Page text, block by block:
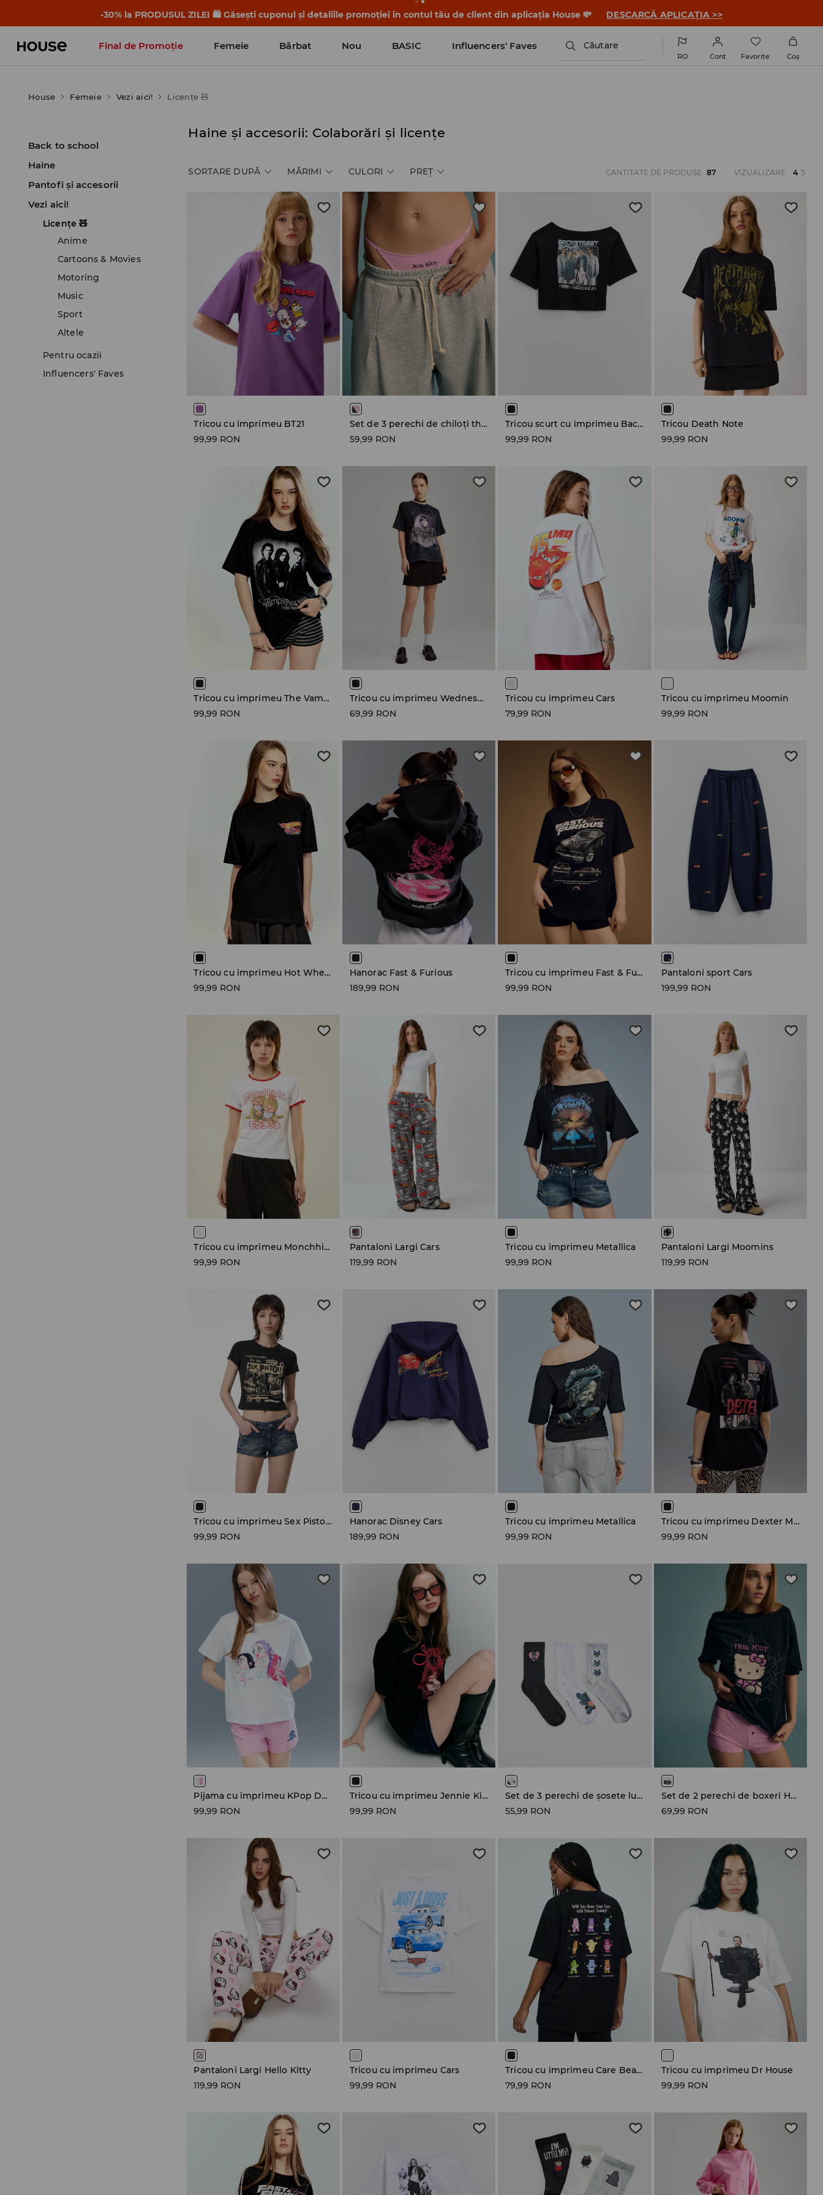
-30% la PRODUSUL ZILEI 🛍️ Găsești cuponul și detaliile promoției în contul tău de client din aplicația House 💸 DESCARCĂ APLICAȚIA >>
Final de Promoție Femeie Bărbat Nou BASIC Influencers' Faves Căutare
RO Cont Favorite Coş
House Femeie Vezi aici! Licențe 🧸
Back to school
Haine
Pantofi și accesorii
Vezi aici!
Licențe 🧸
Anime
Cartoons & Movies
Motoring
Music
Sport
Altele
Pentru ocazii
Influencers' Faves
Haine și accesorii: Colaborări și licențe
SORTARE DUPĂ MĂRIMI CULORI PREŢ CANTITATE DE PRODUSE: 87 VIZUALIZARE: 4 5
Tricou cu imprimeu BT21
99,99 RON
Set de 3 perechi de chiloți thong Hello Kitty
59,99 RON
Tricou scurt cu imprimeu Backstreet Boys
99,99 RON
Tricou Death Note
99,99 RON
Tricou cu imprimeu The Vampire Diaries
99,99 RON
Tricou cu imprimeu Wednesday
69,99 RON
Tricou cu imprimeu Cars
79,99 RON
Tricou cu imprimeu Moomin
99,99 RON
Tricou cu imprimeu Hot Wheels
99,99 RON
Hanorac Fast & Furious
189,99 RON
Tricou cu imprimeu Fast & Furious /Universal 26/1
99,99 RON
Pantaloni sport Cars
199,99 RON
Tricou cu imprimeu Monchhichi
99,99 RON
Pantaloni Largi Cars
119,99 RON
Tricou cu imprimeu Metallica
99,99 RON
Pantaloni Largi Moomins
119,99 RON
Tricou cu imprimeu Sex Pistols
99,99 RON
Hanorac Disney Cars
189,99 RON
Tricou cu imprimeu Metallica
99,99 RON
Tricou cu imprimeu Dexter Morgan
99,99 RON
Pijama cu imprimeu KPop Demon Hunters
99,99 RON
Tricou cu imprimeu Jennie Kim
99,99 RON
Set de 3 perechi de șosete lungi How to Train Your Dragon
55,99 RON
Set de 2 perechi de boxeri Hello Kitty
69,99 RON
Pantaloni Largi Hello Kitty
119,99 RON
Tricou cu imprimeu Cars
99,99 RON
Tricou cu imprimeu Care Bears
79,99 RON
Tricou cu imprimeu Dr House
99,99 RON